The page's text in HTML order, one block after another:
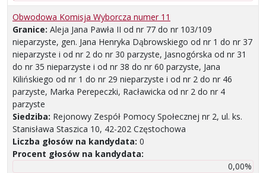
Obwodowa Komisja Wyborcza numer 11
Granice: Aleja Jana Pawła II od nr 77 do nr 103/109
nieparzyste, gen. Jana Henryka Dąbrowskiego od nr 1 do nr 37
nieparzyste i od nr 2 do nr 30 parzyste, Jasnogórska od nr 31
do nr 35 nieparzyste i od nr 38 do nr 60 parzyste, Jana
Kilińskiego od nr 1 do nr 29 nieparzyste i od nr 2 do nr 46
parzyste, Marka Perepeczki, Racławicka od nr 2 do nr 4
parzyste
Siedziba: Rejonowy Zespół Pomocy Społecznej nr 2, ul. ks.
Stanisława Staszica 10, 42-202 Częstochowa
Liczba głosów na kandydata: 0
Procent głosów na kandydata:
0,00%